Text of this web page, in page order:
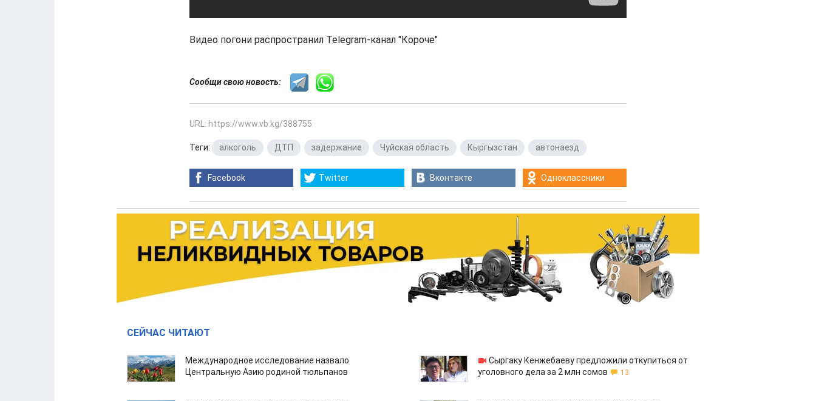
Видео погони распространил Telegram-канал "Короче"
Сообщи свою новость:
URL: https://www.vb.kg/388755
Теги: алкоголь ДТП задержание Чуйская область Кыргызстан автонаезд
Facebook Twitter Вконтакте Одноклассники
СЕЙЧАС ЧИТАЮТ
Международное исследование назвало
Центральную Азию родиной тюльпанов
Сыргаку Кенжебаеву предложили откупиться от
уголовного дела за 2 млн сомов
13